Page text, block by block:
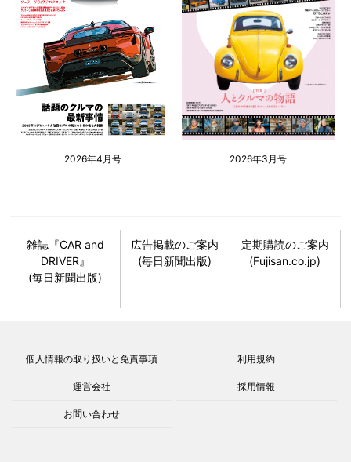
2026年4月号 2026年3月号
雑誌『CAR and
DRIVER』
(毎日新聞出版)
広告掲載のご案内
(毎日新聞出版)
定期購読のご案内
(Fujisan.co.jp)
個人情報の取り扱いと免責事項 利用規約
運営会社 採用情報
お問い合わせ